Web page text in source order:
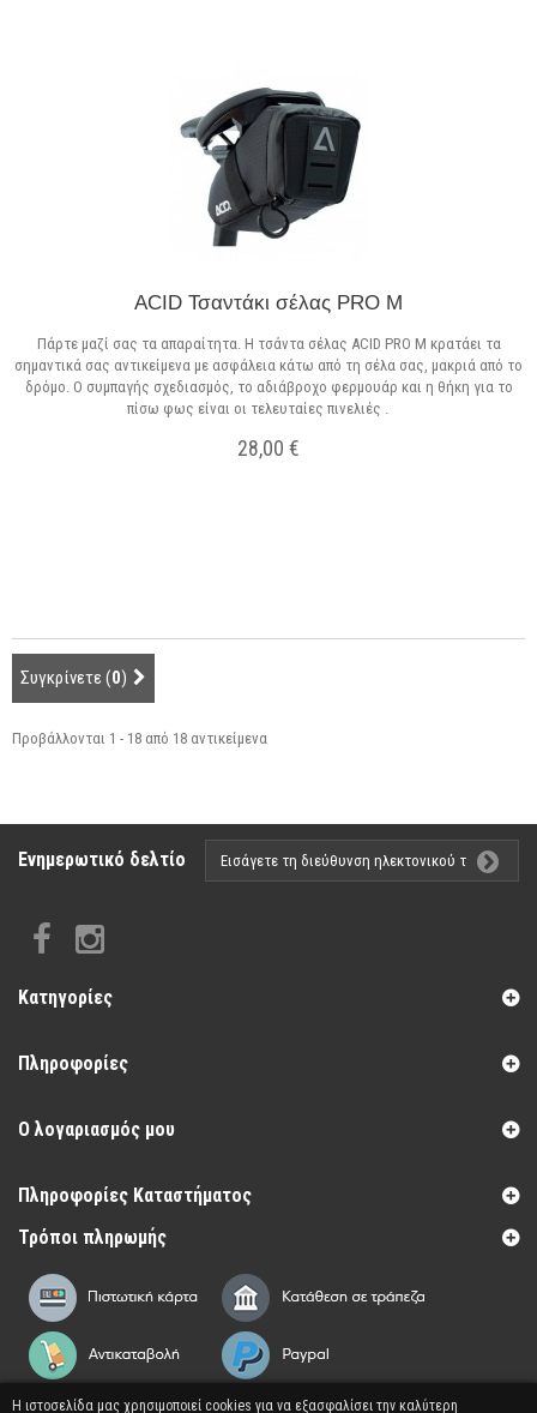
ACID Τσαντάκι σέλας PRO M
Πάρτε μαζί σας τα απαραίτητα. Η τσάντα σέλας ACID PRO M κρατάει τα
σημαντικά σας αντικείμενα με ασφάλεια κάτω από τη σέλα σας, μακριά από το
δρόμο. Ο συμπαγής σχεδιασμός, το αδιάβροχο φερμουάρ και η θήκη για το
πίσω φως είναι οι τελευταίες πινελιές .
28,00 €
Συγκρίνετε (0)
Προβάλλονται 1 - 18 από 18 αντικείμενα
Ενημερωτικό δελτίο
Κατηγορίες
Πληροφορίες
Ο λογαριασμός μου
Πληροφορίες Καταστήματος
Τρόποι πληρωμής
Η ιστοσελίδα μας χρησιμοποιεί cookies για να εξασφαλίσει την καλύτερη